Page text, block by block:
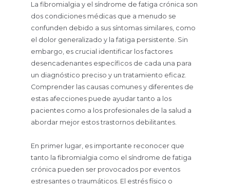
La fibromialgia y el síndrome de fatiga crónica son
dos condiciones médicas que a menudo se
confunden debido a sus síntomas similares, como
el dolor generalizado y la fatiga persistente. Sin
embargo, es crucial identificar los factores
desencadenantes específicos de cada una para
un diagnóstico preciso y un tratamiento eficaz.
Comprender las causas comunes y diferentes de
estas afecciones puede ayudar tanto a los
pacientes como a los profesionales de la salud a
abordar mejor estos trastornos debilitantes.
En primer lugar, es importante reconocer que
tanto la fibromialgia como el síndrome de fatiga
crónica pueden ser provocados por eventos
estresantes o traumáticos. El estrés físico o